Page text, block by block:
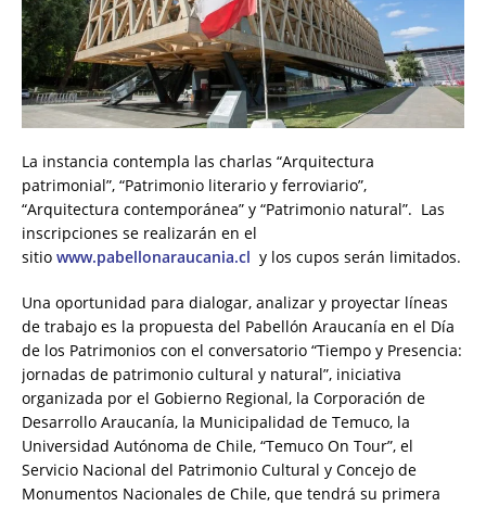
La instancia contempla las charlas “Arquitectura
patrimonial”, “Patrimonio literario y ferroviario”,
“Arquitectura contemporánea” y “Patrimonio natural”. Las
inscripciones se realizarán en el
sitio www.pabellonaraucania.cl y los cupos serán limitados.
Una oportunidad para dialogar, analizar y proyectar líneas
de trabajo es la propuesta del Pabellón Araucanía en el Día
de los Patrimonios con el conversatorio “Tiempo y Presencia:
jornadas de patrimonio cultural y natural”, iniciativa
organizada por el Gobierno Regional, la Corporación de
Desarrollo Araucanía, la Municipalidad de Temuco, la
Universidad Autónoma de Chile, “Temuco On Tour”, el
Servicio Nacional del Patrimonio Cultural y Concejo de
Monumentos Nacionales de Chile, que tendrá su primera